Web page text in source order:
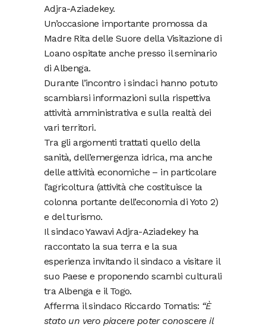
Adjra-Aziadekey.
Un’occasione importante promossa da
Madre Rita delle Suore della Visitazione di
Loano ospitate anche presso il seminario
di Albenga.
Durante l’incontro i sindaci hanno potuto
scambiarsi informazioni sulla rispettiva
attività amministrativa e sulla realtà dei
vari territori.
Tra gli argomenti trattati quello della
sanità, dell’emergenza idrica, ma anche
delle attività economiche – in particolare
l’agricoltura (attività che costituisce la
colonna portante dell’economia di Yoto 2)
e del turismo.
Il sindaco Yawavi Adjra-Aziadekey ha
raccontato la sua terra e la sua
esperienza invitando il sindaco a visitare il
suo Paese e proponendo scambi culturali
tra Albenga e il Togo.
Afferma il sindaco Riccardo Tomatis: “È
stato un vero piacere poter conoscere il